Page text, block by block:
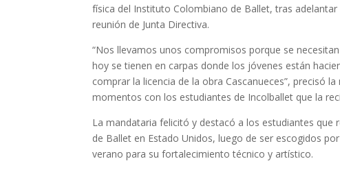
física del Instituto Colombiano de Ballet, tras
reunión de Junta Directiva.
“Nos llevamos unos compromisos porque se
hoy se tienen en carpas donde los jóvenes están
comprar la licencia de la obra Cascanueces”, precisó
momentos con los estudiantes de Incolballet que la
La mandataria felicitó y destacó a los estudiantes que
de Ballet en Estado Unidos, luego de ser escogidos
verano para su fortalecimiento técnico y artístico.